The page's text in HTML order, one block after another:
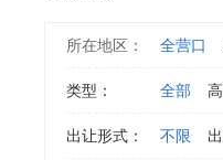
所在地区： 全营口
类型： 全部
出让形式： 不限